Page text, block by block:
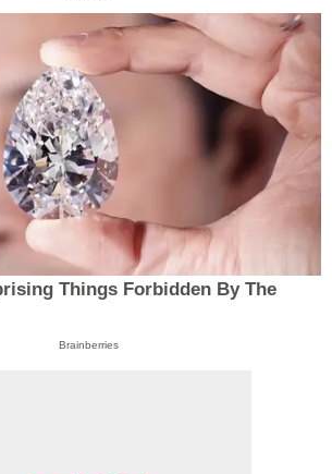
Things Forbidden By The
Brainberries